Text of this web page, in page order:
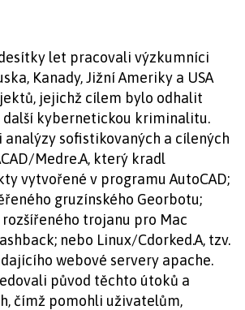
let pracovali výzkumníci
Kanady, Jižní Ameriky a USA
jejichž cílem bylo odhalit
další kybernetickou kriminalitu.
analýzy sofistikovaných a cílených
Medre.A, který kradl
vytvořené v programu AutoCAD;
gruzínského Georbotu;
trojanu pro Mac
nebo Linux/Cdorked.A, tzv.
webové servery apache.
původ těchto útoků a
čímž pomohli uživatelům,